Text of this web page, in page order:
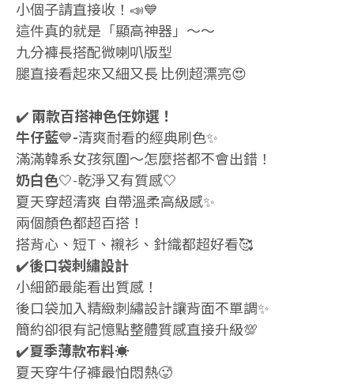
小個子請直接收！📣💙
這件真的就是「顯高神器」～～
九分褲長搭配微喇叭版型
腿直接看起來又細又長 比例超漂亮😍
✔️ 兩款百搭神色任妳選！
牛仔藍💙-清爽耐看的經典刷色✨
滿滿韓系女孩氛圍～怎麼搭都不會出錯！
奶白色🤍-乾淨又有質感🤍
夏天穿超清爽 自帶溫柔高級感✨
兩個顏色都超百搭！
搭背心、短T、襯衫、針織都超好看🥰
✔️後口袋刺繡設計
小細節最能看出質感！
後口袋加入精緻刺繡設計讓背面不單調✨
簡約卻很有記憶點整體質感直接升級💯
✔️夏季薄款布料☀️
夏天穿牛仔褲最怕悶熱🥵